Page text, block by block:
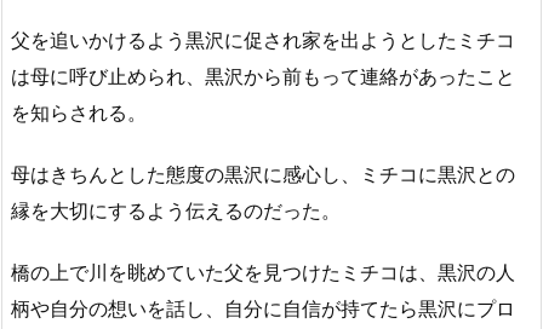
父を追いかけるよう黒沢に促され家を出ようとしたミチコ
は母に呼び止められ、黒沢から前もって連絡があったこと
を知らされる。
母はきちんとした態度の黒沢に感心し、ミチコに黒沢との
縁を大切にするよう伝えるのだった。
橋の上で川を眺めていた父を見つけたミチコは、黒沢の人
柄や自分の想いを話し、自分に自信が持てたら黒沢にプロ